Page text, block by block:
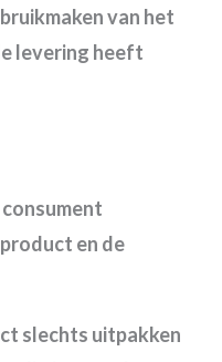
van het
levering heeft
en de
slechts uitpakken